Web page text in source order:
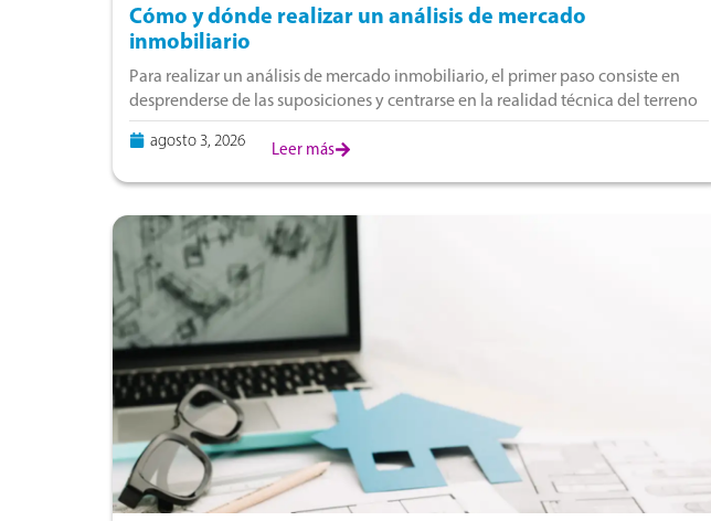
Cómo y dónde realizar un análisis de mercado
inmobiliario
Para realizar un análisis de mercado inmobiliario, el primer paso consiste en
desprenderse de las suposiciones y centrarse en la realidad técnica del terreno
peruano. En nuestra coyuntura local, donde
agosto 3, 2026 Leer más